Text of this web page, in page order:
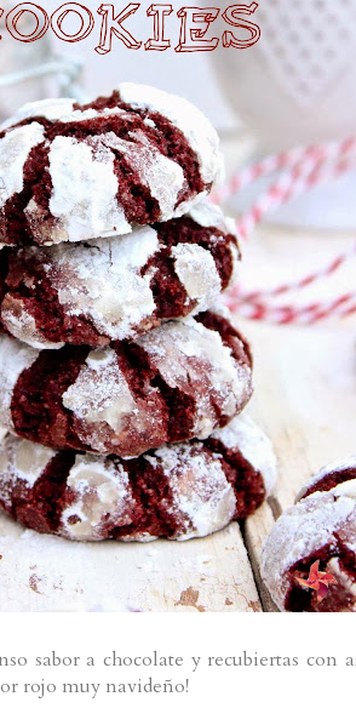
sabor a chocolate y recubiertas con
rojo muy navideño!